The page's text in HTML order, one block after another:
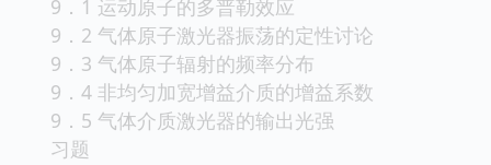
9．1 运动原子的多普勒效应
9．2 气体原子激光器振荡的定性讨论
9．3 气体原子辐射的频率分布
9．4 非均匀加宽增益介质的增益系数
9．5 气体介质激光器的输出光强
习题